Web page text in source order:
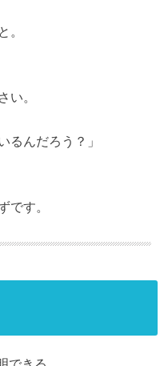
。
い。
るんだろう？」
です。